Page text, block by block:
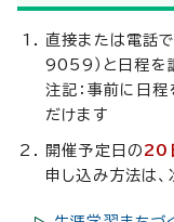
直接または電話
9059）と日程を
注記：事前に日
だけます
開催予定日の 20
申し込み方法は、